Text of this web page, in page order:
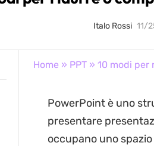
Italo Rossi 11/
Home » PPT» 10 modi per
PowerPoint è uno
presentare
occupano uno